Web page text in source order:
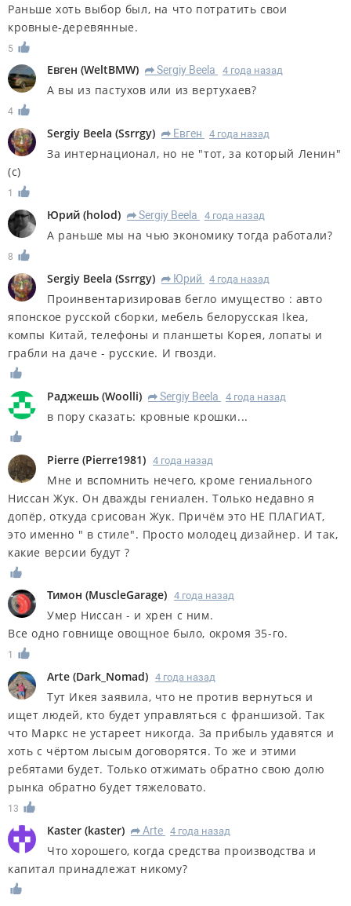
Раньше хоть выбор был, на что потратить свои
кровные-деревянные.
5
Евген (WeltBMW) R Sergiy Beela 4 года назад
А вы из пастухов или из вертухаев?
4
Sergiy Beela (Ssrrgy) R Евген 4 года назад
За интернационал, но не "тот, за который Ленин"
(с)
1
Юрий (holod) R Sergiy Beela 4 года назад
А раньше мы на чью экономику тогда работали?
8
Sergiy Beela (Ssrrgy) R Юрий 4 года назад
Проинвентаризировав бегло имущество : авто
японское русской сборки, мебель белорусская Ikea,
компы Китай, телефоны и планшеты Корея, лопаты и
грабли на даче - русские. И гвозди.
Раджешь (Woolli) R Sergiy Beela 4 года назад
в пору сказать: кровные крошки...
Pierre (Pierre1981) 4 года назад
Мне и вспомнить нечего, кроме гениального
Ниссан Жук. Он дважды гениален. Только недавно я
допёр, откуда срисован Жук. Причём это НЕ ПЛАГИАТ,
это именно " в стиле". Просто молодец дизайнер. И так,
какие версии будут ?
Тимон (MuscleGarage) 4 года назад
Умер Ниссан - и хрен с ним.
Все одно говнище овощное было, окромя 35-го.
1
Arte (Dark_Nomad) 4 года назад
Тут Икея заявила, что не против вернуться и
ищет людей, кто будет управляться с франшизой. Так
что Маркс не устареет никогда. За прибыль удавятся и
хоть с чёртом лысым договорятся. То же и этими
ребятами будет. Только отжимать обратно свою долю
рынка обратно будет тяжеловато.
13
Kaster (kaster) R Arte 4 года назад
Что хорошего, когда средства производства и
капитал принадлежат никому?